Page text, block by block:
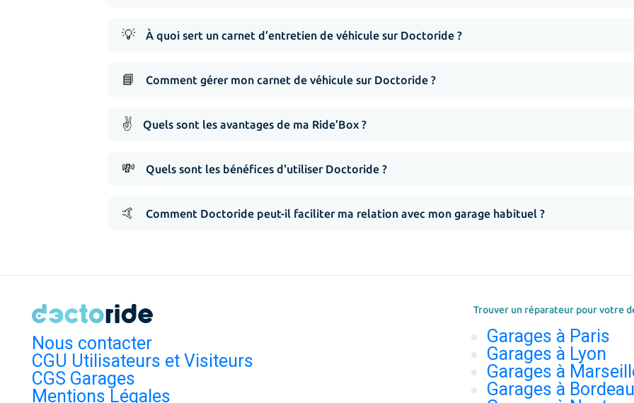
💡 À quoi sert un carnet d’entretien de véhicule sur Doctoride ?
📘 Comment gérer mon carnet de véhicule sur Doctoride ?
✌️ Quels sont les avantages de ma Ride’Box ?
💸 Quels sont les bénéfices d'utiliser Doctoride ?
🤙 Comment Doctoride peut-il faciliter ma relation avec mon garage habituel ?
Nous contacter
CGU Utilisateurs et Visiteurs
CGS Garages
Mentions Légales
Trouver un réparateur pour votre
Garages à Paris
Garages à Lyon
Garages à
Garages à